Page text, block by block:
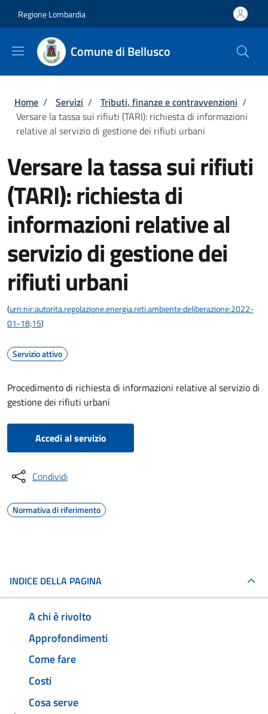
Regione Lombardia
Comune di Bellusco
Briciole di pane
Home / Servizi / Tributi, finanze e contravvenzioni /
Versare la tassa sui rifiuti (TARI): richiesta di informazioni
relative al servizio di gestione dei rifiuti urbani
Versare la tassa sui rifiuti
(TARI): richiesta di
informazioni relative al
servizio di gestione dei
rifiuti urbani
(urn:nir:autorita.regolazione.energia.reti.ambiente:deliberazione:2022-
01-18;15)
Servizio attivo
Procedimento di richiesta di informazioni relative al servizio di
gestione dei rifiuti urbani
Accedi al servizio
Condividi
Normativa di riferimento
INDICE DELLA PAGINA
A chi è rivolto
Approfondimenti
Come fare
Costi
Cosa serve